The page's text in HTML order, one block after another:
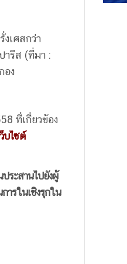
เศสกว่า
ารีส (ที่มา :
อง
ที่เกี่ยวข้อง
บไซต์
ระสานไปยังผู้
ารในเชิงรุกใน